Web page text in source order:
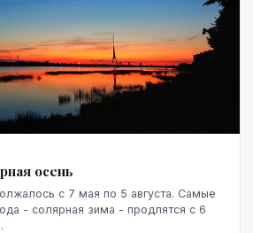
осень
с 7 мая по 5 августа. Самые
- солярная зима - продлятся с 6